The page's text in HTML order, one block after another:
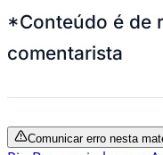
*Conteúdo é de
comentarista
Comunicar erro nesta